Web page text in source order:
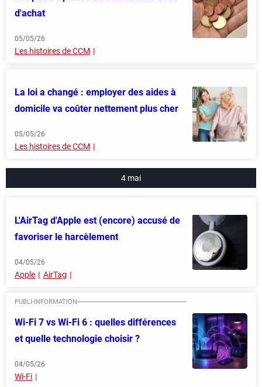
d'achat
05/05/26
Les histoires de CCM
La loi a changé : employer des aides à
domicile va coûter nettement plus cher
05/05/26
Les histoires de CCM
4 mai
L'AirTag d'Apple est (encore) accusé de
favoriser le harcèlement
04/05/26
Apple AirTag
Wi-Fi 7 vs Wi-Fi 6 : quelles différences
et quelle technologie choisir ?
04/05/26
Wi-Fi